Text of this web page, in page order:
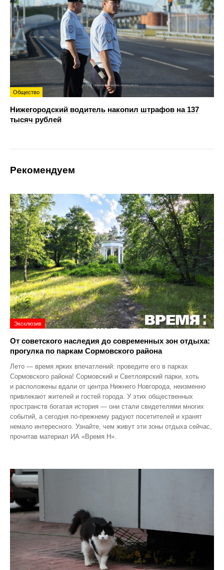
Общество
Нижегородский водитель накопил штрафов на 137
тысяч рублей
Рекомендуем
Эксклюзив
От советского наследия до современных зон отдыха:
прогулка по паркам Сормовского района
Лето — время ярких впечатлений: проведите его в парках
Сормовского района! Сормовский и Светлоярский парки, хоть
и расположены вдали от центра Нижнего Новгорода, неизменно
привлекают жителей и гостей города. У этих общественных
пространств богатая история — они стали свидетелями многих
событий, а сегодня по‑прежнему радуют посетителей и хранят
немало интересного. Узнайте, чем живут эти зоны отдыха сейчас,
прочитав материал ИА «Время Н».